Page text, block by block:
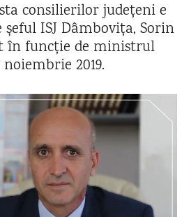
consilierilor județeni e
șeful ISJ Dâmbovița, Sorin
în funcție de ministrul
2019.